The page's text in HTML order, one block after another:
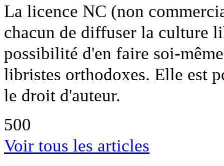
La licence NC (non
chacun de diffuser la culture
possibilité d'en faire soi-
libristes orthodoxes. Elle est
le droit d'auteur.
500
Voir tous les articles